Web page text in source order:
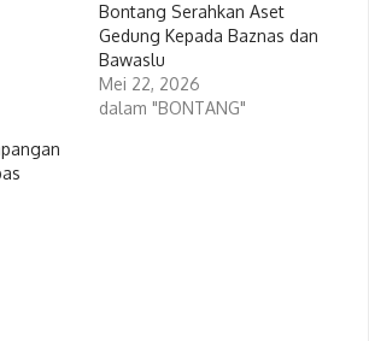
Bontang Serahkan Aset
Gedung Kepada Baznas dan
Bawaslu
Mei 22, 2026
dalam "BONTANG"